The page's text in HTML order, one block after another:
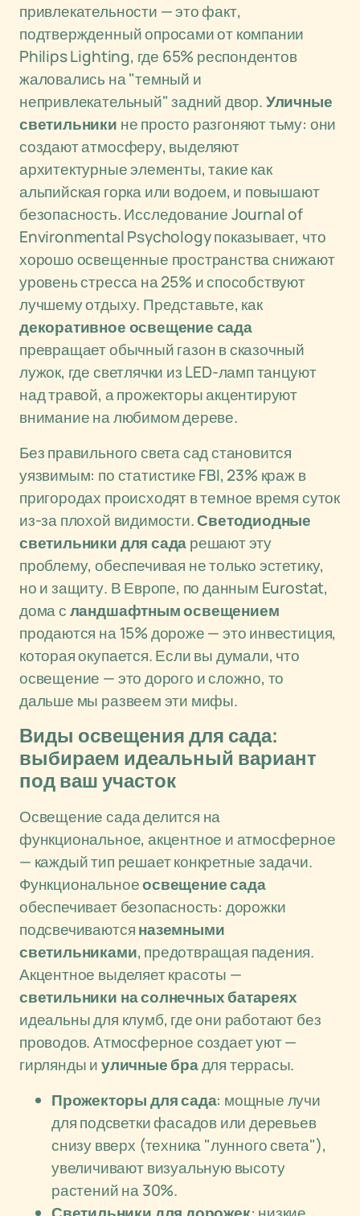
привлекательности — это факт,
подтвержденный опросами от компании
Philips Lighting, где 65% респондентов
жаловались на "темный и
непривлекательный" задний двор.Уличные
светильники не просто разгоняют тьму: они
создают атмосферу, выделяют
архитектурные элементы, такие как
альпийская горка или водоем, и повышают
безопасность. Исследование Journal of
Environmental Psychology показывает, что
хорошо освещенные пространства снижают
уровень стресса на 25% и способствуют
лучшему отдыху. Представьте, как
декоративное освещение сада
превращает обычный газон в сказочный
лужок, где светлячки из LED-ламп танцуют
над травой, а прожекторы акцентируют
внимание на любимом дереве.
Без правильного света сад становится
уязвимым: по статистике FBI, 23% краж в
пригородах происходят в темное время суток
из-за плохой видимости.Светодиодные
светильники для садарешают эту
проблему, обеспечивая не только эстетику,
но и защиту. В Европе, по данным Eurostat,
дома сландшафтным освещением
продаются на 15% дороже — это инвестиция,
которая окупается. Если вы думали, что
освещение — это дорого и сложно, то
дальше мы развеем эти мифы.
Виды освещения для сада:
выбираем идеальный вариант
под ваш участок
Освещение сада делится на
функциональное, акцентное и атмосферное
— каждый тип решает конкретные задачи.
Функциональноеосвещение сада
обеспечивает безопасность: дорожки
подсвечиваютсяназемными
светильниками, предотвращая падения.
Акцентное выделяет красоты —
светильники на солнечных батареях
идеальны для клумб, где они работают без
проводов. Атмосферное создает уют —
гирлянды иуличные брадля террасы.
Прожекторы для сада: мощные лучи
для подсветки фасадов или деревьев
снизу вверх (техника "лунного света"),
увеличивают визуальную высоту
растений на 30%.